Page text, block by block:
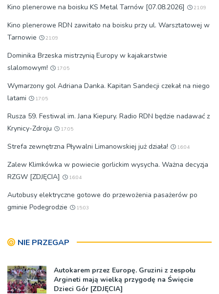
Kino plenerowe na boisku KS Metal Tarnów [07.08.2026] 21:09
Kino plenerowe RDN zawitało na boisku przy ul. Warsztatowej w
Tarnowie
21:09
Dominika Brzeska mistrzynią Europy w kajakarstwie
slalomowym!
17:05
Wymarzony gol Adriana Danka. Kapitan Sandecji czekał na niego
latami
17:05
Rusza 59. Festiwal im. Jana Kiepury. Radio RDN będzie nadawać z
Krynicy-Zdroju
17:05
Strefa zewnętrzna Pływalni Limanowskiej już działa! 16:04
Zalew Klimkówka w powiecie gorlickim wysycha. Ważna decyzja
RZGW [ZDJĘCIA]
16:04
Autobusy elektryczne gotowe do przewożenia pasażerów po
gminie Podegrodzie
15:03
NIE PRZEGAP
Autokarem przez Europę. Gruzini z zespołu
Argineti mają wielką przygodę na Święcie
Dzieci Gór [ZDJĘCIA]